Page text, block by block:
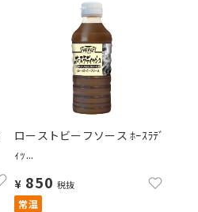
ローストビーフソース ﾎｰｽﾗﾃﾞ
ｨｯ...
¥ 850 税抜
常温